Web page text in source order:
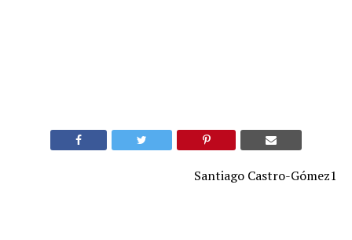
Santiago Castro-Gómez1